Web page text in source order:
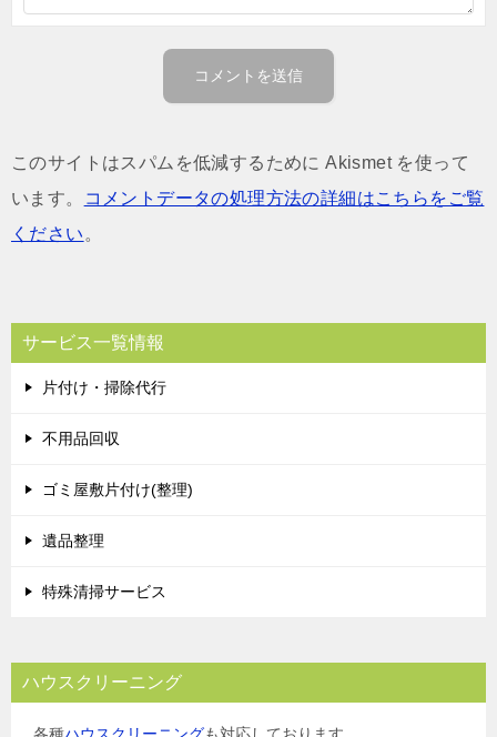
このサイトはスパムを低減するために Akismet を使って
います。
コメントデータの処理方法の詳細はこちらをご覧
ください 。
サービス一覧情報
片付け・掃除代行
不用品回収
ゴミ屋敷片付け(整理)
遺品整理
特殊清掃サービス
ハウスクリーニング
各種ハウスクリーニングも対応しております。